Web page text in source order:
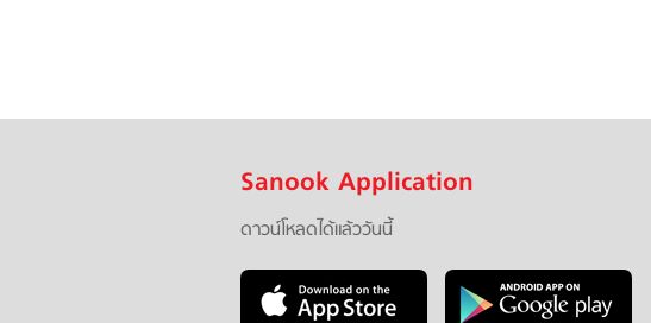
Sanook Application
ดาวน์โหลดได้แล้ววันนี้